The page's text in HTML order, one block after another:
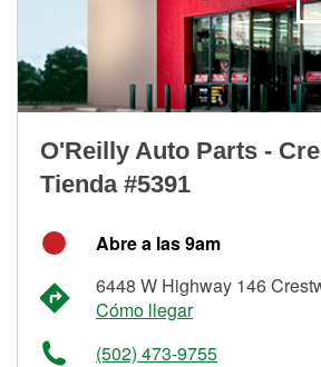
O'Reilly Auto Parts -
Tienda #5391
Abre a las 9am
6448 W Highway 146
Cómo llegar
(502) 473-9755